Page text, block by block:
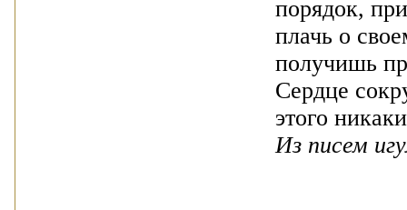
порядок,
плачь о
получишь
Сердце
этого
Из писем